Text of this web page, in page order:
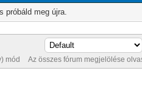
próbáld meg újra.
mód Az összes fórum megjelölése